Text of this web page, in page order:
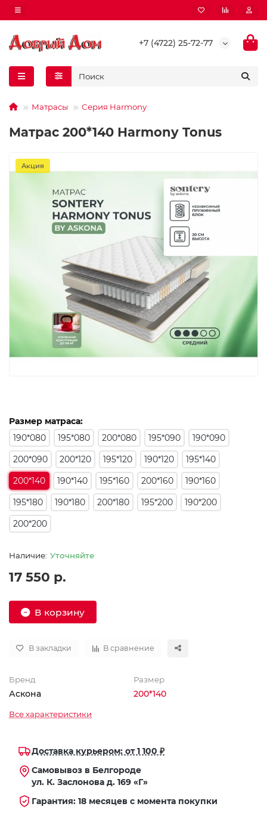
+7 (4722) 25-72-77
Матрасы Серия Harmony
Матрас 200*140 Harmony Tonus
Акция
Размер матраса:
190*080
195*080 200*080 195*090
190*090
200*090
200*120 195*120 190*120
195*140
200*140
190*140 195*160 200*160
190*160
195*180
190*180 200*180 195*200
190*200
200*200
Уточняйте
17 550 р.
В корзину
В закладки В сравнение
Бренд
Аскона
Размер
200*140
Все характеристики
Доставка курьером: от 1 100 ₽
Самовывоз в Белгороде
ул. К. Заслонова д. 169 «Г»
Гарантия: 18 месяцев с момента покупки